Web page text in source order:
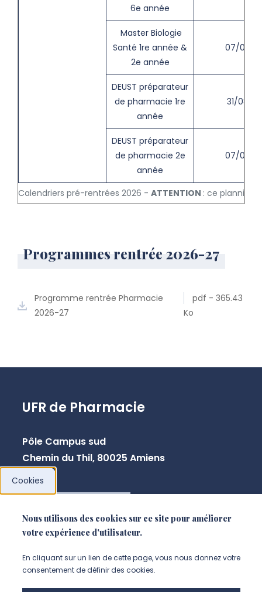
Calendriers pré-rentrées 2026 - ATTENTION : ce planning
6e année
Master Biologie
Santé 1re année &
2e année
07/09
DEUST préparateur
de pharmacie 1re
année
31/08
DEUST préparateur
de pharmacie 2e
année
07/09
Programmes rentrée 2026-27
Programme rentrée Pharmacie
2026-27
pdf - 365.43
Ko
UFR de Pharmacie
Pôle Campus sud
Chemin du Thil, 80025 Amiens
Cookies
Nous utilisons des cookies sur ce site pour améliorer
votre expérience d'utilisateur.
En cliquant sur un lien de cette page, vous nous donnez votre
consentement de définir des cookies.